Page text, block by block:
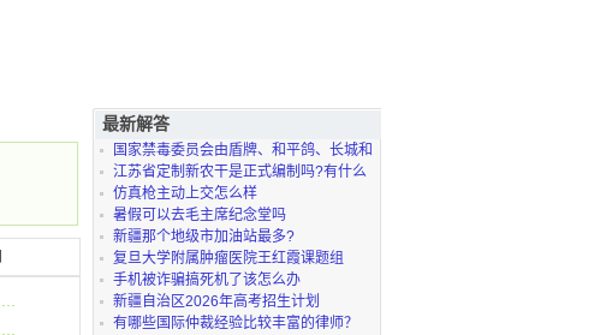
最新解答
国家禁毒委员会由盾牌、和平鸽、长城和
罂粟花组成吗
江苏省定制新农干是正式编制吗?有什么
学校可选
仿真枪主动上交怎么样
暑假可以去毛主席纪念堂吗
新疆那个地级市加油站最多?
复旦大学附属肿瘤医院王红霞课题组
2026年招聘科研岗
手机被诈骗搞死机了该怎么办
新疆自治区2026年高考招生计划
有哪些国际仲裁经验比较丰富的律师？